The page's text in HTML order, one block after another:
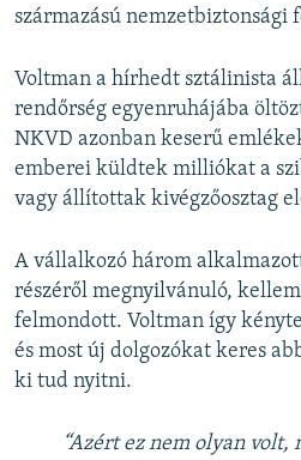
származású nemzetbiztonsági
Voltman a hírhedt sztálinista
rendőrség egyenruhájába
NKVD azonban keserű
emberei küldtek milliókat a
vagy állítottak kivégzőosztag
A vállalkozó három
részéről megnyilvánuló,
felmondott. Voltman így
és most új dolgozókat keres
ki tud nyitni.
“Azért ez nem olyan